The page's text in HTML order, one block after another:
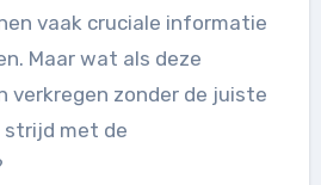
vaak cruciale informatie
Maar wat als deze
verkregen zonder de juiste
met de